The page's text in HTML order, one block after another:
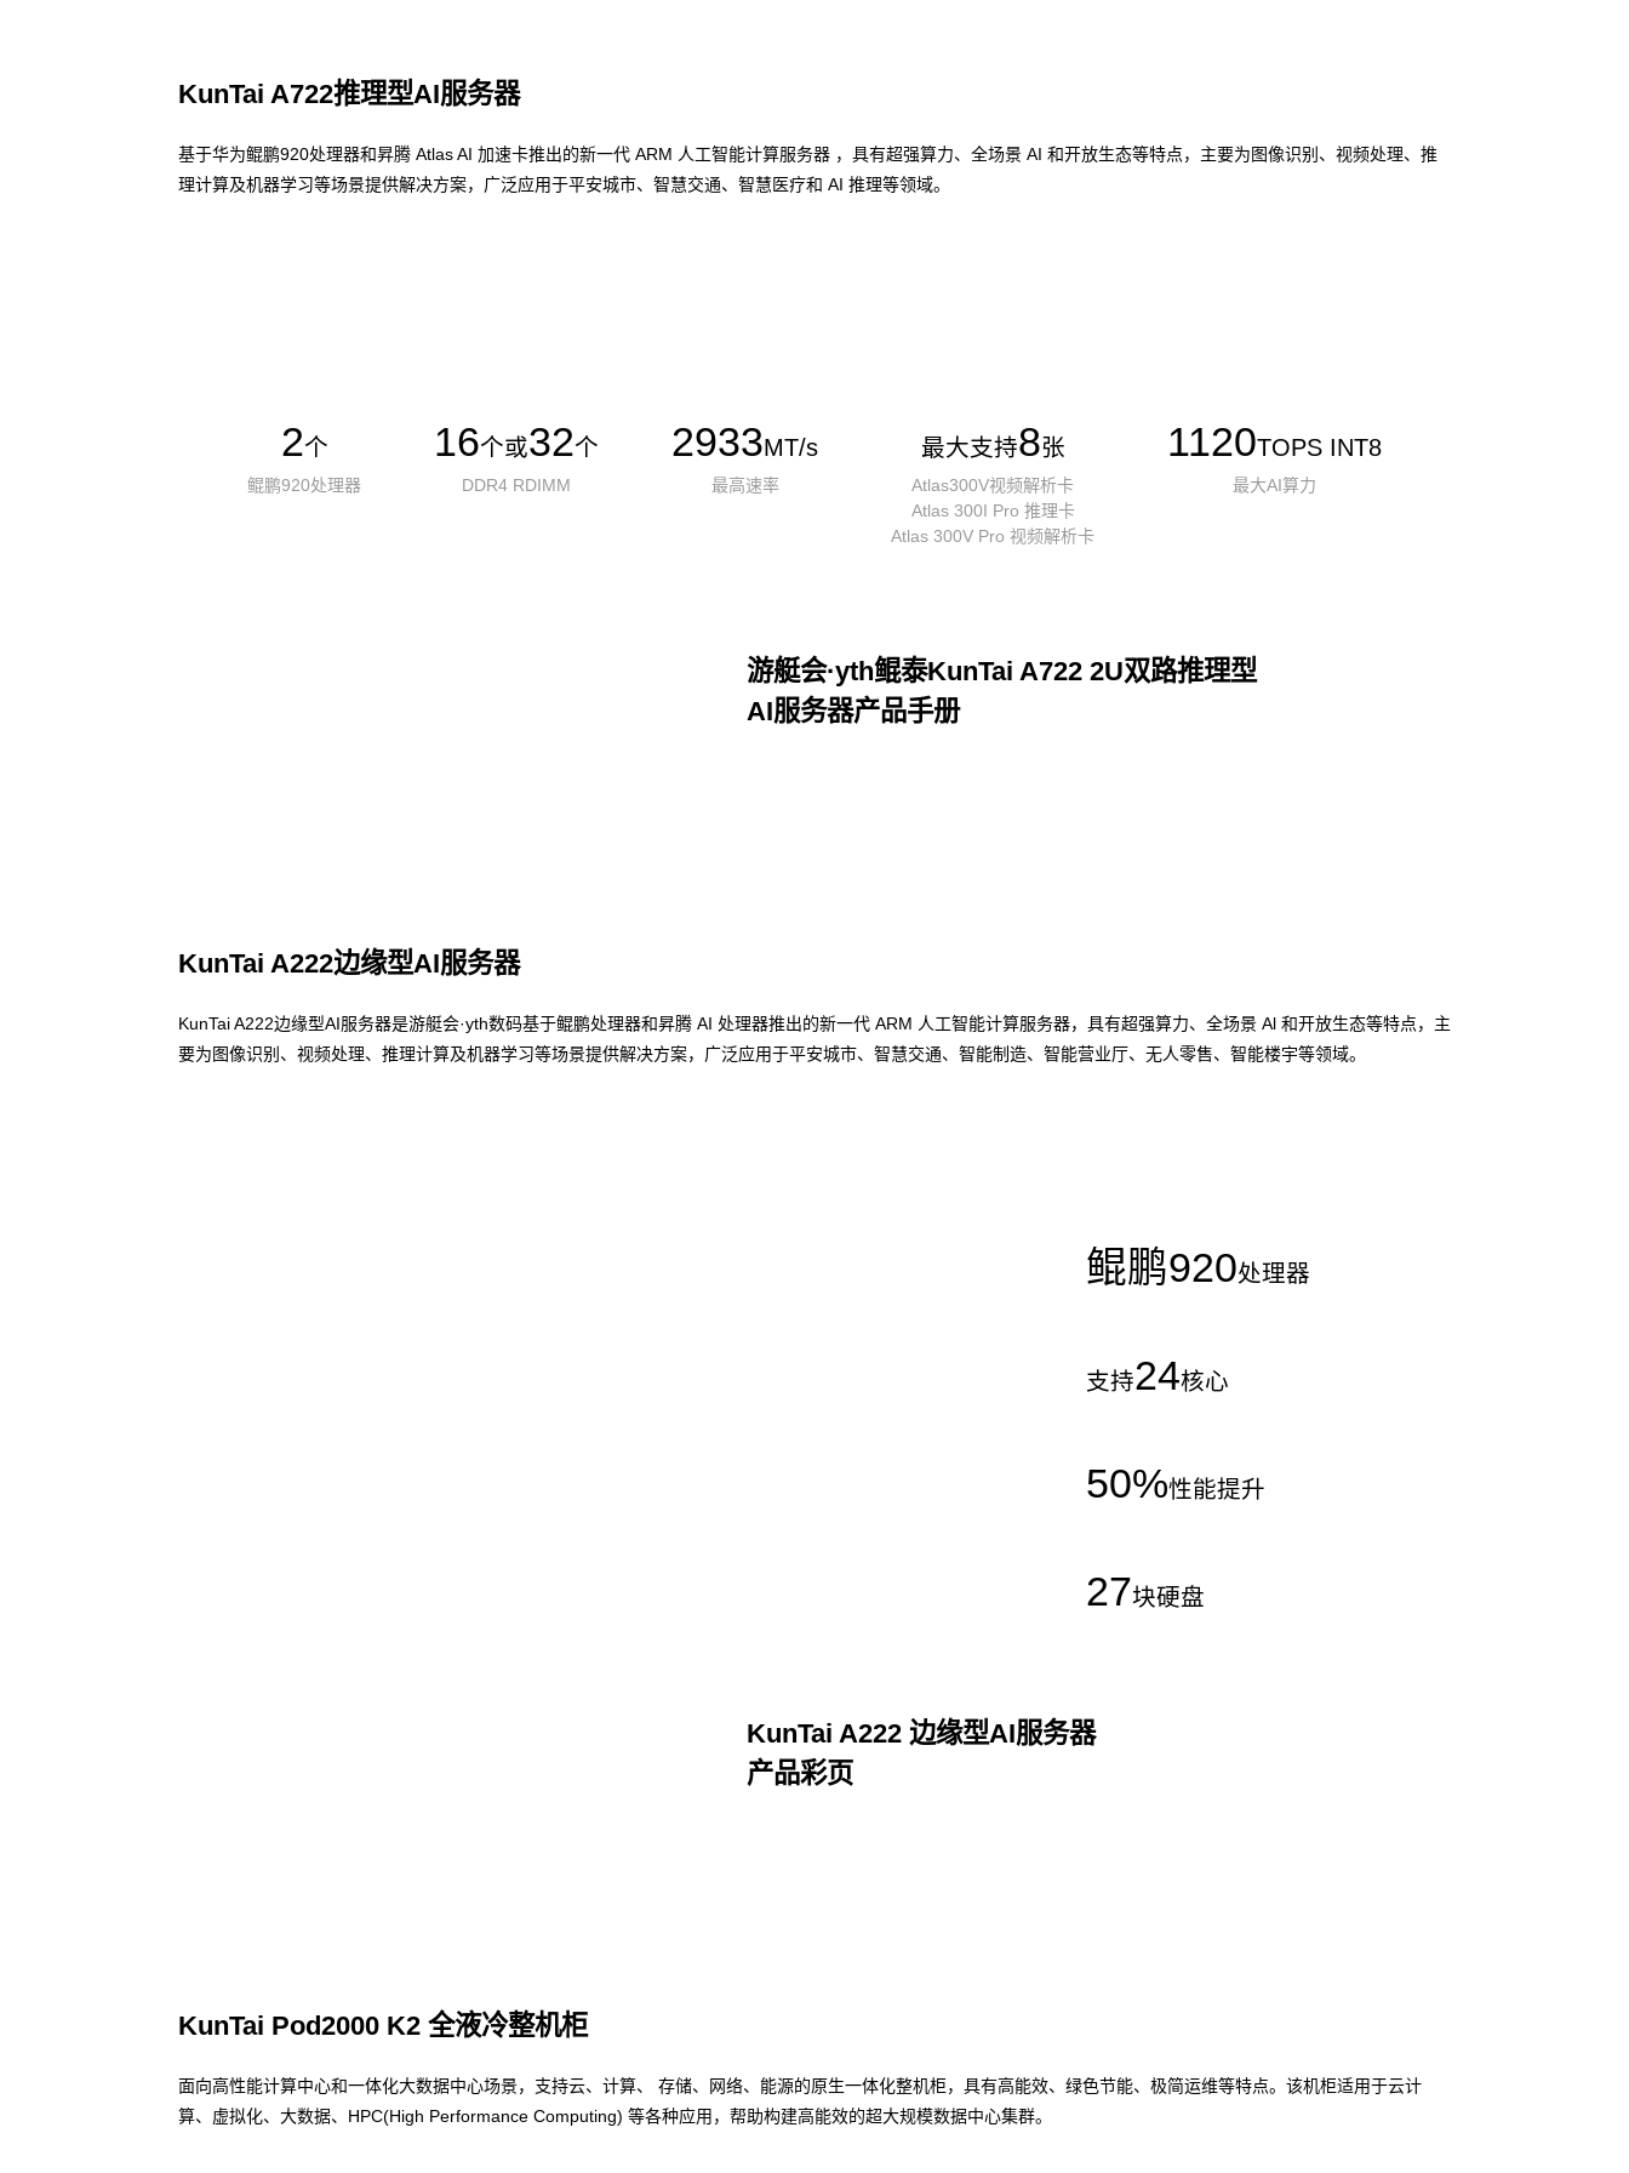
KunTai A722推理型AI服务器
基于华为鲲鹏920处理器和昇腾 Atlas AI 加速卡推出的新一代 ARM 人工智能计算服务器 ，具有超强算力、全场景 AI 和开放生态等特点，主要为图像识别、视频处理、推
理计算及机器学习等场景提供解决方案，广泛应用于平安城市、智慧交通、智慧医疗和 AI 推理等领域。
2个
鲲鹏920处理器
16个或32个
DDR4 RDIMM
2933MT/s
最高速率
最大支持8张
Atlas300V视频解析卡
Atlas 300I Pro 推理卡
Atlas 300V Pro 视频解析卡
1120TOPS INT8
最大AI算力
游艇会·yth鲲泰KunTai A722 2U双路推理型
AI服务器产品手册
KunTai A222边缘型AI服务器
KunTai A222边缘型AI服务器是游艇会·yth数码基于鲲鹏处理器和昇腾 AI 处理器推出的新一代 ARM 人工智能计算服务器，具有超强算力、全场景 Al 和开放生态等特点，主
要为图像识别、视频处理、推理计算及机器学习等场景提供解决方案，广泛应用于平安城市、智慧交通、智能制造、智能营业厅、无人零售、智能楼宇等领域。
鲲鹏920处理器
支持24核心
50%性能提升
27块硬盘
KunTai A222 边缘型AI服务器
产品彩页
KunTai Pod2000 K2 全液冷整机柜
面向高性能计算中心和一体化大数据中心场景，支持云、计算、 存储、网络、能源的原生一体化整机柜，具有高能效、绿色节能、极简运维等特点。该机柜适用于云计
算、虚拟化、大数据、HPC(High Performance Computing) 等各种应用，帮助构建高能效的超大规模数据中心集群。